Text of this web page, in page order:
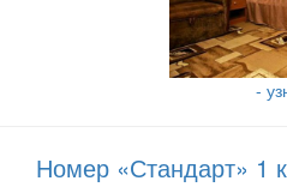
-
Номер «Стандарт» 1